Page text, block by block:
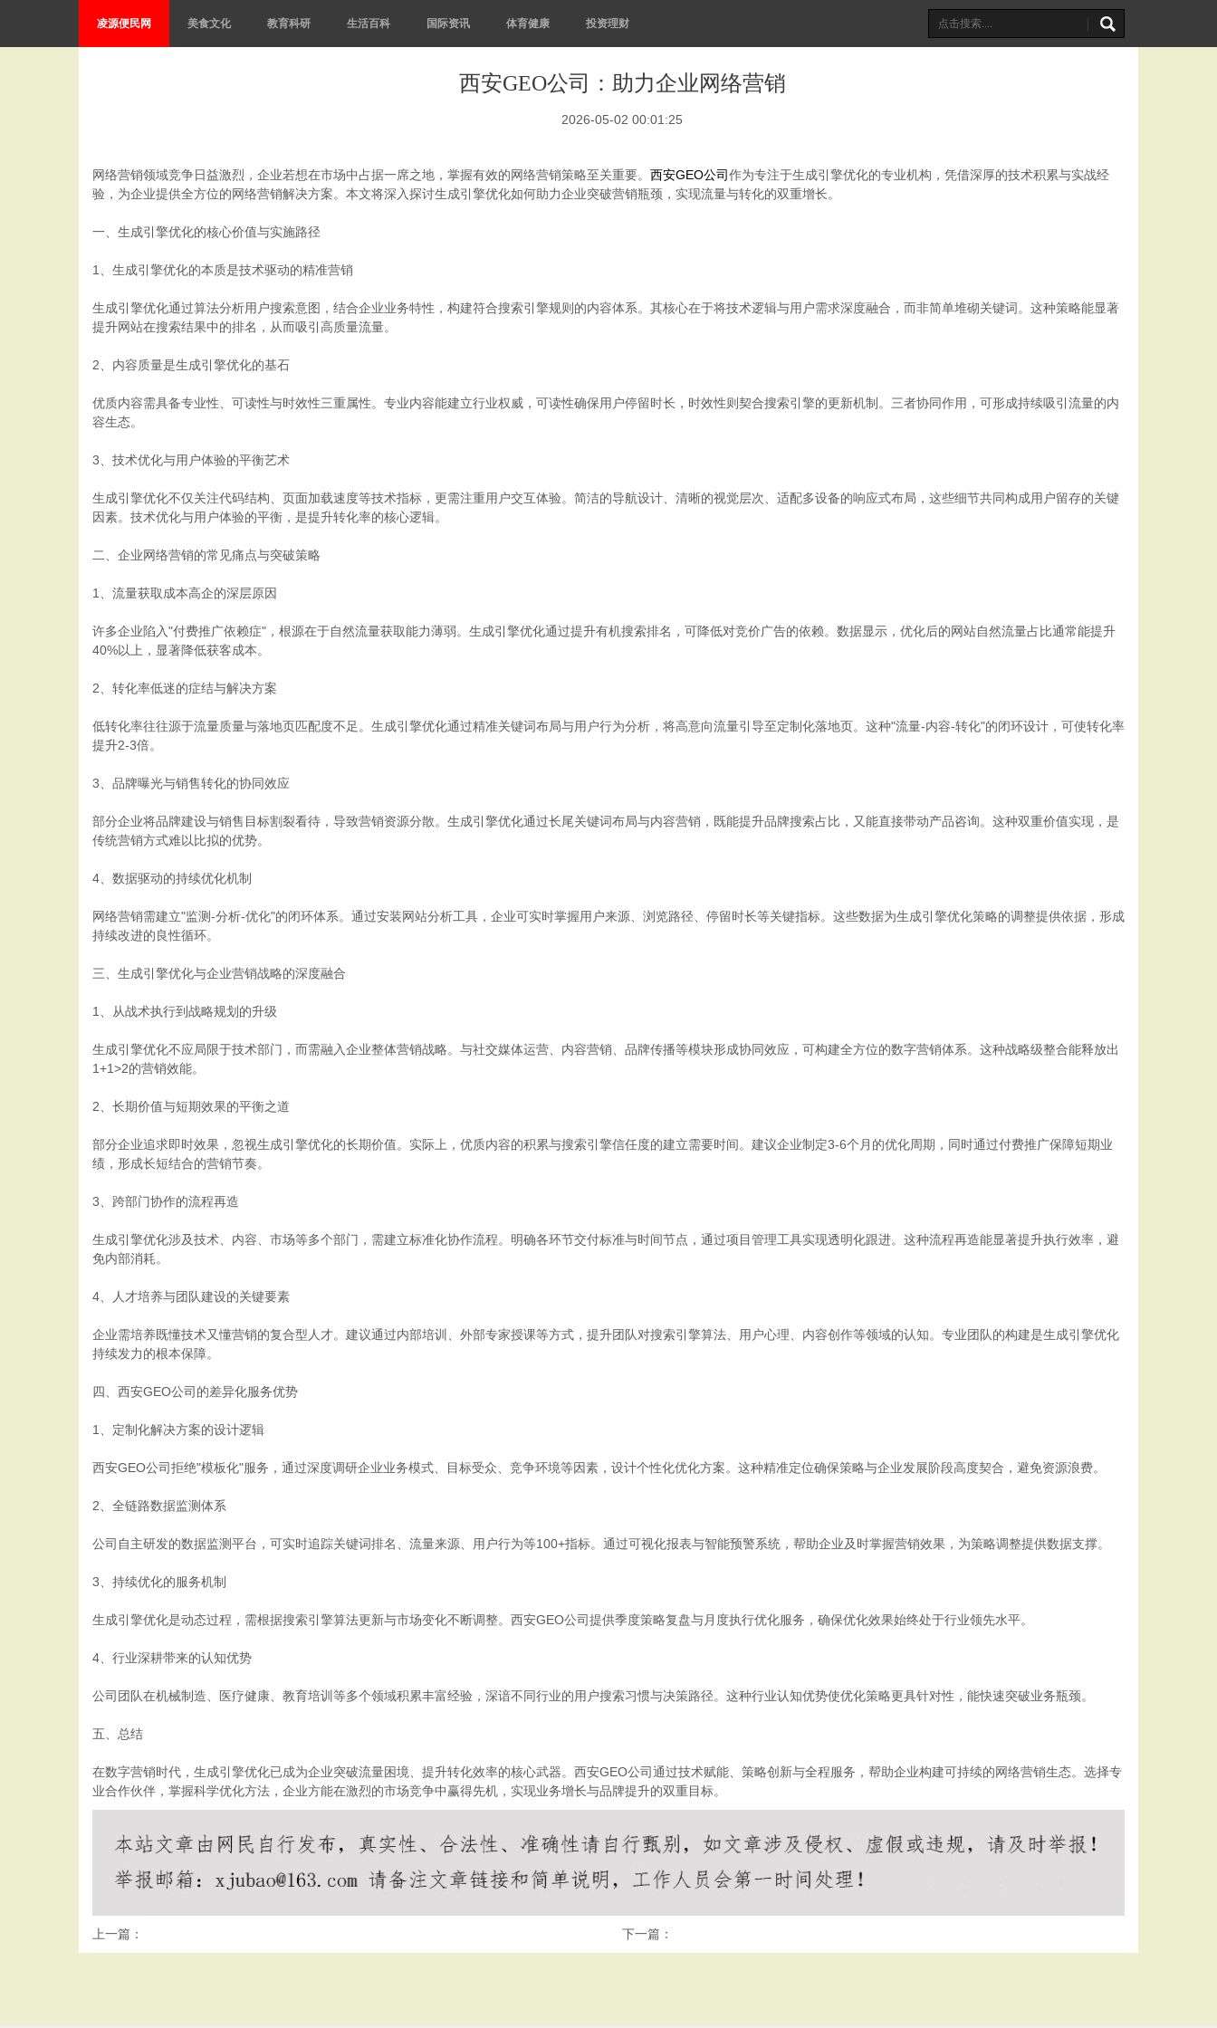
凌源便民网 美食文化 教育科研 生活百科 国际资讯 体育健康 投资理财
西安GEO公司：助力企业网络营销
2026-05-02 00:01:25
网络营销领域竞争日益激烈，企业若想在市场中占据一席之地，掌握有效的网络营销策略至关重要。 西安GEO公司作为专注于生成引擎优化的专业机构，凭借深厚的技术积累与实战经
验，为企业提供全方位的网络营销解决方案。本文将深入探讨生成引擎优化如何助力企业突破营销瓶颈，实现流量与转化的双重增长。
一、生成引擎优化的核心价值与实施路径
1、生成引擎优化的本质是技术驱动的精准营销
生成引擎优化通过算法分析用户搜索意图，结合企业业务特性，构建符合搜索引擎规则的内容体系。其核心在于将技术逻辑与用户需求深度融合，而非简单堆砌关键词。这种策略能显著
提升网站在搜索结果中的排名，从而吸引高质量流量。
2、内容质量是生成引擎优化的基石
优质内容需具备专业性、可读性与时效性三重属性。专业内容能建立行业权威，可读性确保用户停留时长，时效性则契合搜索引擎的更新机制。三者协同作用，可形成持续吸引流量的内
容生态。
3、技术优化与用户体验的平衡艺术
生成引擎优化不仅关注代码结构、页面加载速度等技术指标，更需注重用户交互体验。简洁的导航设计、清晰的视觉层次、适配多设备的响应式布局，这些细节共同构成用户留存的关键
因素。技术优化与用户体验的平衡，是提升转化率的核心逻辑。
二、企业网络营销的常见痛点与突破策略
1、流量获取成本高企的深层原因
许多企业陷入"付费推广依赖症"，根源在于自然流量获取能力薄弱。生成引擎优化通过提升有机搜索排名，可降低对竞价广告的依赖。数据显示，优化后的网站自然流量占比通常能提升
40%以上，显著降低获客成本。
2、转化率低迷的症结与解决方案
低转化率往往源于流量质量与落地页匹配度不足。生成引擎优化通过精准关键词布局与用户行为分析，将高意向流量引导至定制化落地页。这种"流量-内容-转化"的闭环设计，可使转化率
提升2-3倍。
3、品牌曝光与销售转化的协同效应
部分企业将品牌建设与销售目标割裂看待，导致营销资源分散。生成引擎优化通过长尾关键词布局与内容营销，既能提升品牌搜索占比，又能直接带动产品咨询。这种双重价值实现，是
传统营销方式难以比拟的优势。
4、数据驱动的持续优化机制
网络营销需建立"监测-分析-优化"的闭环体系。通过安装网站分析工具，企业可实时掌握用户来源、浏览路径、停留时长等关键指标。这些数据为生成引擎优化策略的调整提供依据，形成
持续改进的良性循环。
三、生成引擎优化与企业营销战略的深度融合
1、从战术执行到战略规划的升级
生成引擎优化不应局限于技术部门，而需融入企业整体营销战略。与社交媒体运营、内容营销、品牌传播等模块形成协同效应，可构建全方位的数字营销体系。这种战略级整合能释放出
1+1>2的营销效能。
2、长期价值与短期效果的平衡之道
部分企业追求即时效果，忽视生成引擎优化的长期价值。实际上，优质内容的积累与搜索引擎信任度的建立需要时间。建议企业制定3-6个月的优化周期，同时通过付费推广保障短期业
绩，形成长短结合的营销节奏。
3、跨部门协作的流程再造
生成引擎优化涉及技术、内容、市场等多个部门，需建立标准化协作流程。明确各环节交付标准与时间节点，通过项目管理工具实现透明化跟进。这种流程再造能显著提升执行效率，避
免内部消耗。
4、人才培养与团队建设的关键要素
企业需培养既懂技术又懂营销的复合型人才。建议通过内部培训、外部专家授课等方式，提升团队对搜索引擎算法、用户心理、内容创作等领域的认知。专业团队的构建是生成引擎优化
持续发力的根本保障。
四、西安GEO公司的差异化服务优势
1、定制化解决方案的设计逻辑
西安GEO公司拒绝"模板化"服务，通过深度调研企业业务模式、目标受众、竞争环境等因素，设计个性化优化方案。这种精准定位确保策略与企业发展阶段高度契合，避免资源浪费。
2、全链路数据监测体系
公司自主研发的数据监测平台，可实时追踪关键词排名、流量来源、用户行为等100+指标。通过可视化报表与智能预警系统，帮助企业及时掌握营销效果，为策略调整提供数据支撑。
3、持续优化的服务机制
生成引擎优化是动态过程，需根据搜索引擎算法更新与市场变化不断调整。西安GEO公司提供季度策略复盘与月度执行优化服务，确保优化效果始终处于行业领先水平。
4、行业深耕带来的认知优势
公司团队在机械制造、医疗健康、教育培训等多个领域积累丰富经验，深谙不同行业的用户搜索习惯与决策路径。这种行业认知优势使优化策略更具针对性，能快速突破业务瓶颈。
五、总结
在数字营销时代，生成引擎优化已成为企业突破流量困境、提升转化效率的核心武器。西安GEO公司通过技术赋能、策略创新与全程服务，帮助企业构建可持续的网络营销生态。选择专
业合作伙伴，掌握科学优化方法，企业方能在激烈的市场竞争中赢得先机，实现业务增长与品牌提升的双重目标。
上一篇： 下一篇：